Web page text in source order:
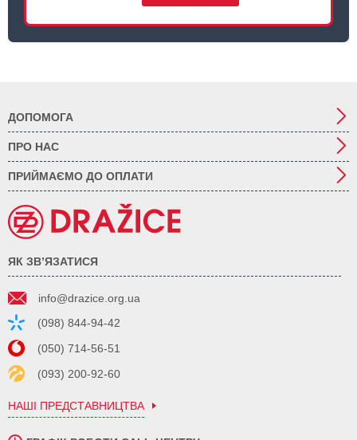
ДОПОМОГА
ПРО НАС
ПРИЙМАЄМО ДО ОПЛАТИ
ЯК ЗВ’ЯЗАТИСЯ
info@drazice.org.ua
(098) 844-94-42
(050) 714-56-51
(093) 200-92-60
НАШІ ПРЕДСТАВНИЦТВА